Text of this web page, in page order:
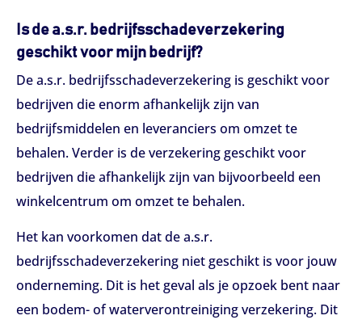
Is de a.s.r. bedrijfsschadeverzekering
geschikt voor mijn bedrijf?
De a.s.r. bedrijfsschadeverzekering is geschikt voor
bedrijven die enorm afhankelijk zijn van
bedrijfsmiddelen en leveranciers om omzet te
behalen. Verder is de verzekering geschikt voor
bedrijven die afhankelijk zijn van bijvoorbeeld een
winkelcentrum om omzet te behalen.
Het kan voorkomen dat de a.s.r.
bedrijfsschadeverzekering niet geschikt is voor jouw
onderneming. Dit is het geval als je opzoek bent naar
een bodem- of waterverontreiniging verzekering. Dit